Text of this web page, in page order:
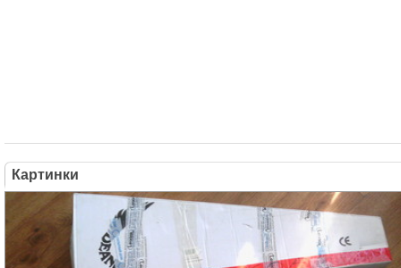
Картинки